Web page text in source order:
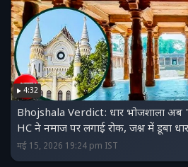
4:32
Bhojshala Verdict: धार भोजशाला अब
HC ने नमाज पर लगाई रोक, जश्न में डूबा धार
मई 15, 2026 19:24 pm IST